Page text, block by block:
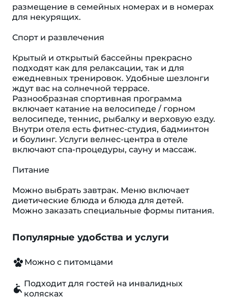
размещение в семейных номерах и в номерах
для некурящих.
Спорт и развлечения
Крытый и открытый бассейны прекрасно
подходят как для релаксации, так и для
ежедневных тренировок. Удобные шезлонги
ждут вас на солнечной террасе.
Разнообразная спортивная программа
включает катание на велосипеде / горном
велосипеде, теннис, рыбалку и верховую езду.
Внутри отеля есть фитнес-студия, бадминтон
и боулинг. Услуги велнес-центра в отеле
включают спа-процедуры, сауну и массаж.
Питание
Можно выбрать завтрак. Меню включает
диетические блюда и блюда для детей.
Можно заказать специальные формы питания.
Популярные удобства и услуги
Можно с питомцами
Подходит для гостей на инвалидных
колясках